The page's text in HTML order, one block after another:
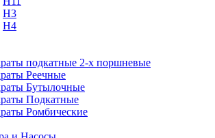
H3
H4
подкатные 2-х поршневые
Реечные
Бутылочные
Подкатные
Ромбические